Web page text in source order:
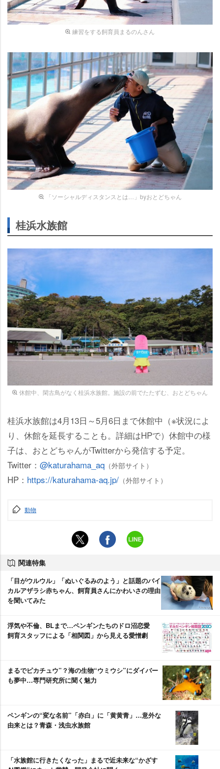
練習をする飼育員まるのんさん
「ソーシャルディスタンスとは…」byおとどちゃん
桂浜水族館
休館中、閑古鳥がなく桂浜水族館。施設の前でたたずむ、おとどちゃん
桂浜水族館は4月13日～5月6日まで休館中（※状況によ
り、休館を延長することも。詳細はHPで）休館中の様
子は、おとどちゃんがTwitterから発信する予定。
Twitter： @katurahama_aq （外部サイト）
HP： https://katurahama-aq.jp/ （外部サイト）
動物
関連特集
「目がウルウル」「ぬいぐるみのよう」と話題のバイ
カルアザラシ赤ちゃん、飼育員さんにかわいさの理由
を聞いてみた
浮気や不倫、BLまで…ペンギンたちのドロ沼恋愛
飼育スタッフによる「相関図」から見える愛憎劇
まるでピカチュウ”？海の生物“ウミウシ”にダイバー
も夢中…専門研究所に聞く魅力
ペンギンの“変な名前”「赤白」に「黄黄青」…意外な
由来とは？青森・浅虫水族館
「水族館に行きたくなった」まるで近未来な“かざす